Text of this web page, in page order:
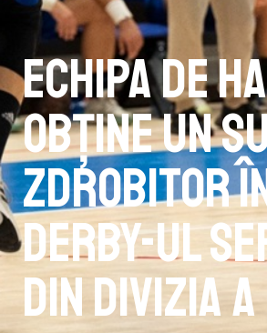
Echipa de
obține un
zdrobitor
derby-ul
din Divizia A